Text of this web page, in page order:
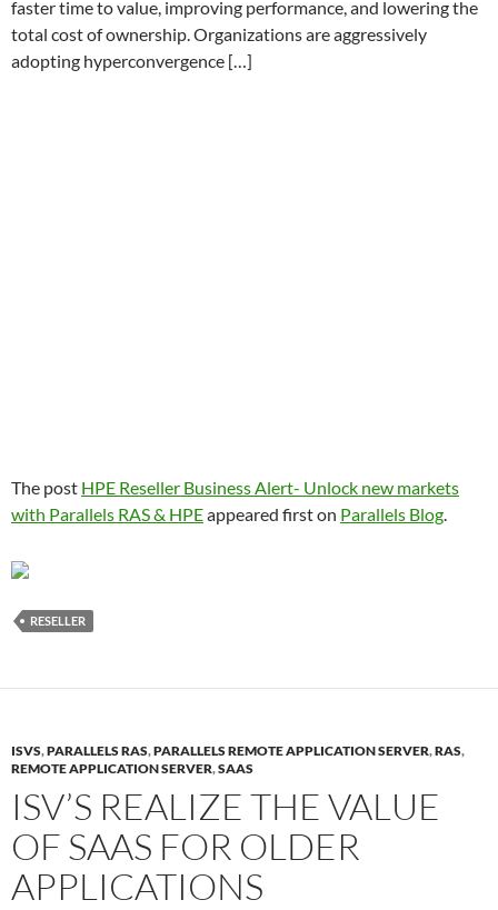
faster time to value, improving performance, and lowering the
total cost of ownership. Organizations are aggressively
adopting hyperconvergence […]
The post HPE Reseller Business Alert- Unlock new markets
with Parallels RAS & HPEappeared first on Parallels Blog.
RESELLER
ISVS,PARALLELS RAS,PARALLELS REMOTE APPLICATION SERVER,RAS,
REMOTE APPLICATION SERVER,SAAS
ISV’S REALIZE THE VALUE
OF SAAS FOR OLDER
APPLICATIONS